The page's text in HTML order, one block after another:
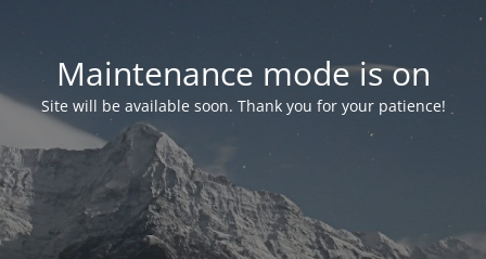
Maintenance mode is on
Site will be available soon. Thank you for your patience!